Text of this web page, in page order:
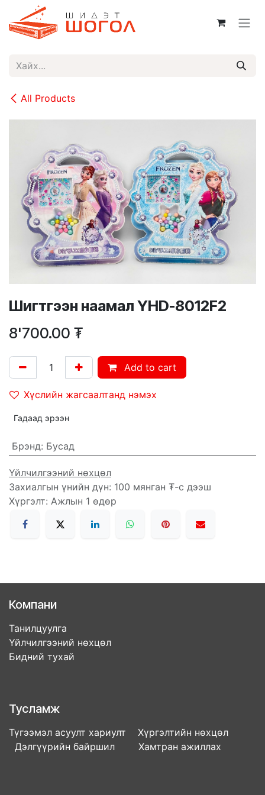
Skip to Content
All Products
Шигтгээн наамал YHD-8012F2
8'700.00 ₮
Add to cart
Хүслийн жагсаалтанд нэмэх
Гадаад эрээн
Брэнд: Бусад
Үйлчилгээний нөхцөл
Захиалгын үнийн дүн: 100 мянган ₮-с дээш
Хүргэлт: Ажлын 1 өдөр
Компани
Танилцуулга
Үйлчилгээний нөхцөл
Бидний тухай
Тусламж
Түгээмэл асуулт хариулт Хүргэлтийн нөхцөл
Дэлгүүрийн байршил Хамтран ажиллах